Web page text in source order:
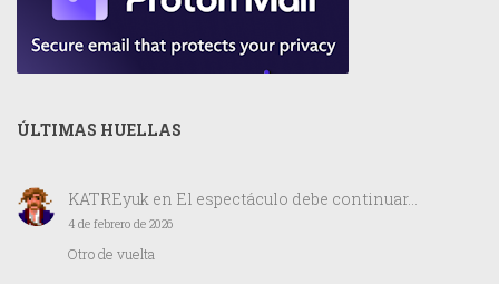
ÚLTIMAS HUELLAS
KATREyuken El espectáculo debe continuar…
4 de febrero de 2026
Otro de vuelta